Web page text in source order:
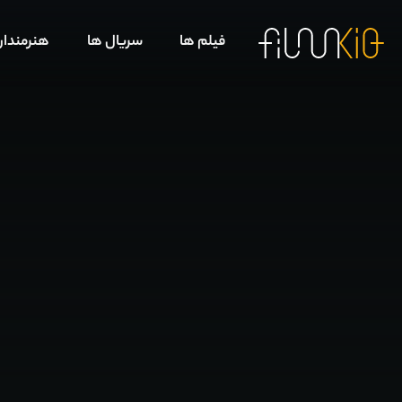
فیلم ها سریال ها